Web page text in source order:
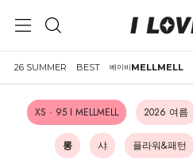
26 SUMMER BEST 베이비MELLMELL
XS · 95 I MELLMELL 2026 여름
롱 샤 플라워&패턴